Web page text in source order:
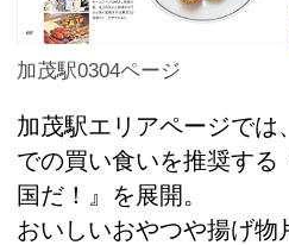
加茂駅0304ページ
加茂駅エリアページでは
での買い食いを推奨する
国だ！』を展開。
おいしいおやつや揚げ物